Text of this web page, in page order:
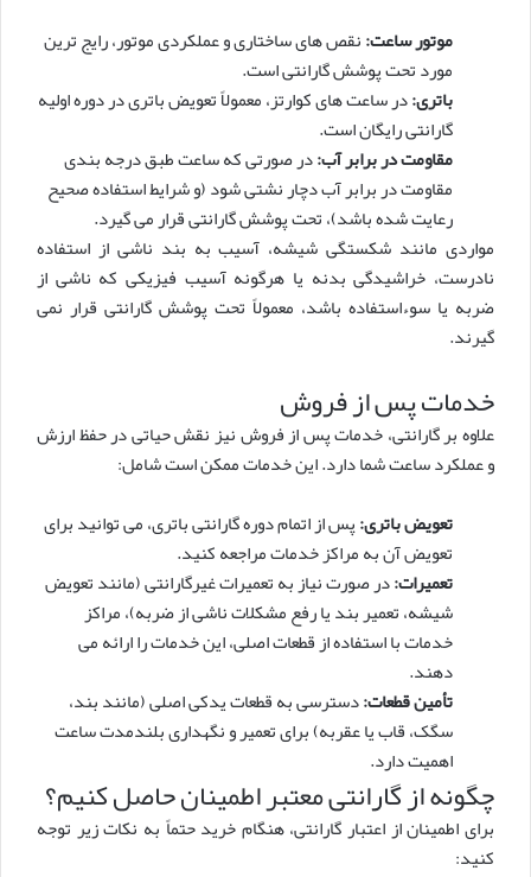
موتور ساعت:نقص های ساختاری و عملکردی موتور، رایج ترین
مورد تحت پوشش گارانتی است.
باتری:در ساعت های کوارتز، معمولاً تعویض باتری در دوره اولیه
گارانتی رایگان است.
مقاومت در برابر آب:در صورتی که ساعت طبق درجه بندی
مقاومت در برابر آب دچار نشتی شود (و شرایط استفاده صحیح
رعایت شده باشد)، تحت پوشش گارانتی قرار می گیرد.
مواردی مانند شکستگی شیشه، آسیب به بند ناشی از استفاده
نادرست، خراشیدگی بدنه یا هرگونه آسیب فیزیکی که ناشی از
ضربه یا سوءاستفاده باشد، معمولاً تحت پوشش گارانتی قرار نمی
گیرند.
خدمات پس از فروش
علاوه بر گارانتی، خدمات پس از فروش نیز نقش حیاتی در حفظ ارزش
و عملکرد ساعت شما دارد. این خدمات ممکن است شامل:
تعویض باتری:پس از اتمام دوره گارانتی باتری، می توانید برای
تعویض آن به مراکز خدمات مراجعه کنید.
تعمیرات:در صورت نیاز به تعمیرات غیرگارانتی (مانند تعویض
شیشه، تعمیر بند یا رفع مشکلات ناشی از ضربه)، مراکز
خدمات با استفاده از قطعات اصلی، این خدمات را ارائه می
دهند.
تأمین قطعات:دسترسی به قطعات یدکی اصلی (مانند بند،
سگک، قاب یا عقربه) برای تعمیر و نگهداری بلندمدت ساعت
اهمیت دارد.
چگونه از گارانتی معتبر اطمینان حاصل کنیم؟
برای اطمینان از اعتبار گارانتی، هنگام خرید حتماً به نکات زیر توجه
کنید: